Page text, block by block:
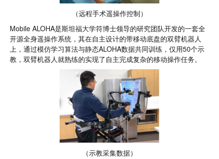
（远程手术遥操作控制）
Mobile ALOHA是斯坦福大学符博士领导的研究团队开发的一套全
开源全身遥操作系统，其在自主设计的带移动底盘的双臂机器人
上，通过模仿学习算法与静态ALOHA数据共同训练，仅用50个示
教，双臂机器人就熟练的实现了自主完成复杂的移动操作任务。
（示教采集数据）